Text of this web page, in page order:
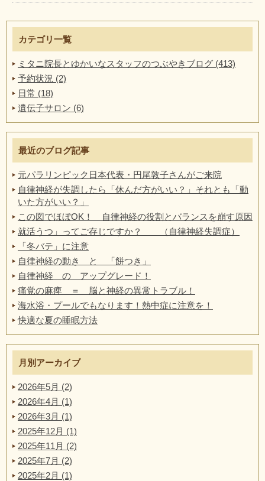
カテゴリ一覧
ミタニ院長とゆかいなスタッフのつぶやきブログ (413)
予約状況 (2)
日常 (18)
遺伝子サロン (6)
最近のブログ記事
元パラリンピック日本代表・円尾敦子さんがご来院
自律神経が失調したら「休んだ方がいい？」それとも「動
いた方がいい？」
この図でほぼOK！ 自律神経の役割とバランスを崩す原因
就活うつ」ってご存じですか？ （自律神経失調症）
「冬バテ」に注意
自律神経の動き と 「餅つき」
自律神経 の アップグレード！
痛覚の麻痺 ＝ 脳と神経の異常トラブル！
海水浴・プールでもなります！熱中症に注意を！
快適な夏の睡眠方法
月別アーカイブ
2026年5月 (2)
2026年4月 (1)
2026年3月 (1)
2025年12月 (1)
2025年11月 (2)
2025年7月 (2)
2025年2月 (1)